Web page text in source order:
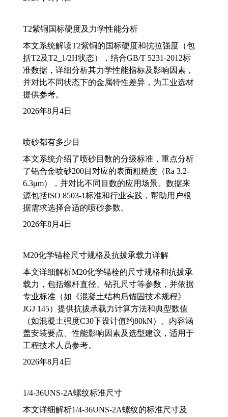
T2紫铜国标硬度及力学性能分析
本文系统解读T2紫铜的国标硬度和抗拉强度（包
括T2及T2_1/2H状态），结合GB/T 5231-2012标
准数据，详细分析其力学性能指标及影响因素，
并对比不同状态下的金属特性差异，为工业选材
提供参考。
2026年8月4日
喷砂都有多少目
本文系统介绍了喷砂目数的分级标准，重点分析
了铝合金喷砂200目对应的表面粗糙度（Ra 3.2-
6.3μm），并对比不同目数的应用场景。数据来
源包括ISO 8503-1标准和行业实践，帮助用户根
据需求选择合适的喷砂参数。
2026年8月4日
M20化学锚栓尺寸规格及抗拔承载力详解
本文详细解析M20化学锚栓的尺寸规格和抗拔承
载力，包括螺杆直径、钻孔尺寸等参数，并依据
专业标准（如《混凝土结构后锚固技术规程》
JGJ 145）提供抗拔承载力计算方法和典型数值
（如混凝土强度C30下设计值约80kN）。内容涵
盖安装要点、性能影响因素及选型建议，适用于
工程技术人员参考。
2026年8月4日
1/4-36UNS-2A螺纹标准尺寸
本文详细解析1/4-36UNS-2A螺纹的标准尺寸及